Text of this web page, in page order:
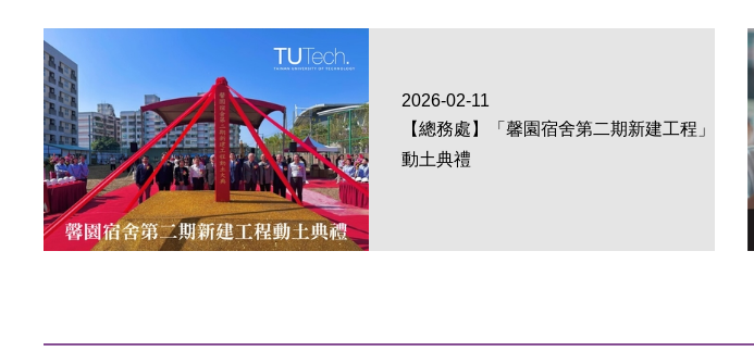
2026-02-11
【總務處】「馨園宿舍第二期新建工程」
動土典禮